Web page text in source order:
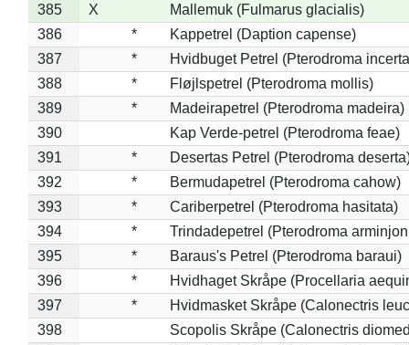
385
X
Mallemuk (Fulmarus glacialis)
386
*
Kappetrel (Daption capense)
387
*
Hvidbuget Petrel (Pterodroma
388
*
Fløjlspetrel (Pterodroma mollis)
389
*
Madeirapetrel (Pterodroma madeira)
390
Kap Verde-petrel (Pterodroma feae)
391
*
Desertas Petrel (Pterodroma
392
*
Bermudapetrel (Pterodroma cahow)
393
*
Cariberpetrel (Pterodroma hasitata)
394
*
Trindadepetrel (Pterodroma
395
*
Baraus's Petrel (Pterodroma baraui)
396
*
Hvidhaget Skråpe (Procellaria
397
*
Hvidmasket Skråpe (Calonectris
398
Scopolis Skråpe (Calonectris